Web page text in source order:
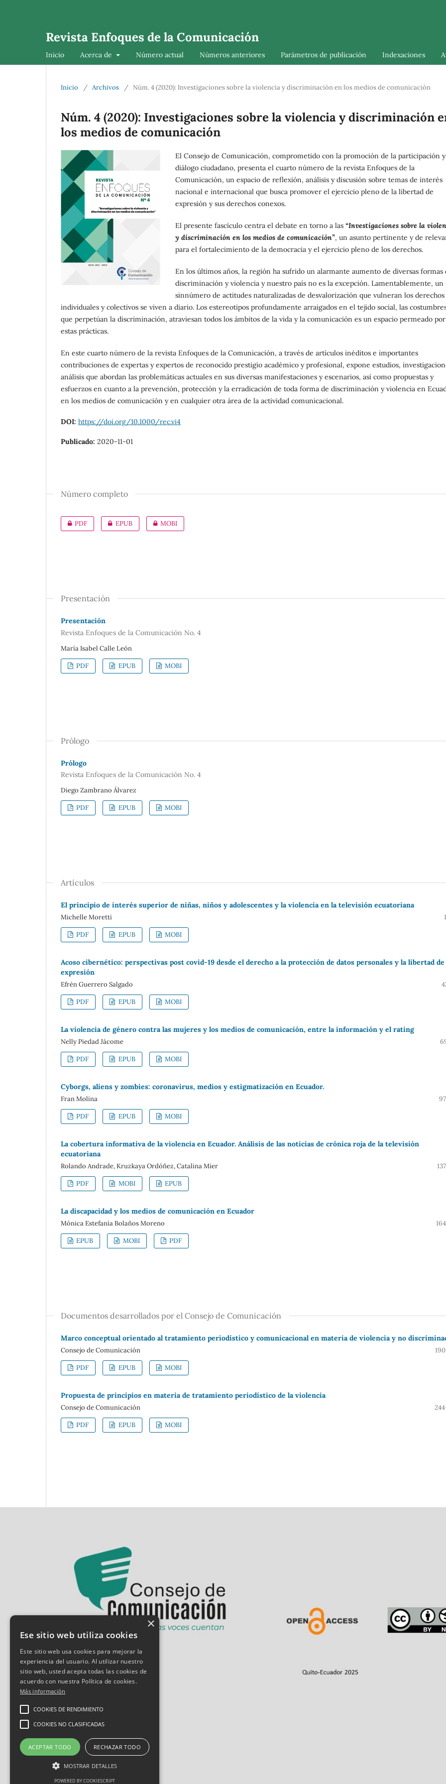
Revista Enfoques de la Comunicación
Inicio Acerca de Número actual Números anteriores Parámetros de publicación Indexaciones
Inicio / Archivos / Núm. 4 (2020): Investigaciones sobre la violencia y discriminación en los medios de comunicación
Núm. 4 (2020): Investigaciones sobre la violencia y discriminación
los medios de comunicación
El Consejo de Comunicación, comprometido con la promoción de la participación
diálogo ciudadano, presenta el cuarto número de la revista Enfoques de la
Comunicación, un espacio de reflexión, análisis y discusión sobre temas de interés
nacional e internacional que busca promover el ejercicio pleno de la libertad de
expresión y sus derechos conexos.
El presente fascículo centra el debate en torno a las “Investigaciones sobre la
y discriminación en los medios de comunicación”, un asunto pertinente y de
para el fortalecimiento de la democracia y el ejercicio pleno de los derechos.
En los últimos años, la región ha sufrido un alarmante aumento de diversas formas
discriminación y violencia y nuestro país no es la excepción. Lamentablemente, un
sinnúmero de actitudes naturalizadas de desvalorización que vulneran los derechos
individuales y colectivos se viven a diario. Los estereotipos profundamente arraigados en el tejido social, las
que perpetúan la discriminación, atraviesan todos los ámbitos de la vida y la comunicación es un espacio permeado por
estas prácticas.
En este cuarto número de la revista Enfoques de la Comunicación, a través de artículos inéditos e importantes
contribuciones de expertas y expertos de reconocido prestigio académico y profesional, expone estudios,
análisis que abordan las problemáticas actuales en sus diversas manifestaciones y escenarios, así como propuestas y
esfuerzos en cuanto a la prevención, protección y la erradicación de toda forma de discriminación y violencia en
en los medios de comunicación y en cualquier otra área de la actividad comunicacional.
DOI: https://doi.org/10.1000/rec.vi4
Publicado: 2020-11-01
Número completo
PDF EPUB MOBI
Presentación
Presentación
Revista Enfoques de la Comunicación No. 4
María Isabel Calle León
PDF EPUB MOBI
Prólogo
Prólogo
Revista Enfoques de la Comunicación No. 4
Diego Zambrano Álvarez
PDF EPUB MOBI
Artículos
El principio de interés superior de niñas, niños y adolescentes y la violencia en la televisión ecuatoriana
Michelle Moretti
PDF EPUB MOBI
Acoso cibernético: perspectivas post covid-19 desde el derecho a la protección de datos personales y la libertad de
expresión
Efrén Guerrero Salgado
PDF EPUB MOBI
La violencia de género contra las mujeres y los medios de comunicación, entre la información y el rating
Nelly Piedad Jácome
PDF EPUB MOBI
Cyborgs, aliens y zombies: coronavirus, medios y estigmatización en Ecuador.
Fran Molina
PDF EPUB MOBI
La cobertura informativa de la violencia en Ecuador. Análisis de las noticias de crónica roja de la televisión
ecuatoriana
Rolando Andrade, Kruzkaya Ordóñez, Catalina Mier
PDF MOBI EPUB
La discapacidad y los medios de comunicación en Ecuador
Mónica Estefanía Bolaños Moreno
EPUB MOBI PDF
Documentos desarrollados por el Consejo de Comunicación
Marco conceptual orientado al tratamiento periodístico y comunicacional en materia de violencia y no
Consejo de Comunicación
PDF EPUB MOBI
Propuesta de principios en materia de tratamiento periodístico de la violencia
Consejo de Comunicación
PDF EPUB MOBI
×
Ese sitio web utiliza cookies
Este sitio web usa cookies para mejorar la
experiencia del usuario. Al utilizar nuestro
sitio web, usted acepta todas las cookies de
acuerdo con nuestra Política de cookies.
Más información
COOKIES DE RENDIMIENTO
COOKIES NO CLASIFICADAS
ACEPTAR TODO RECHAZAR TODO
MOSTRAR DETALLES
POWERED BY COOKIESCRIPT